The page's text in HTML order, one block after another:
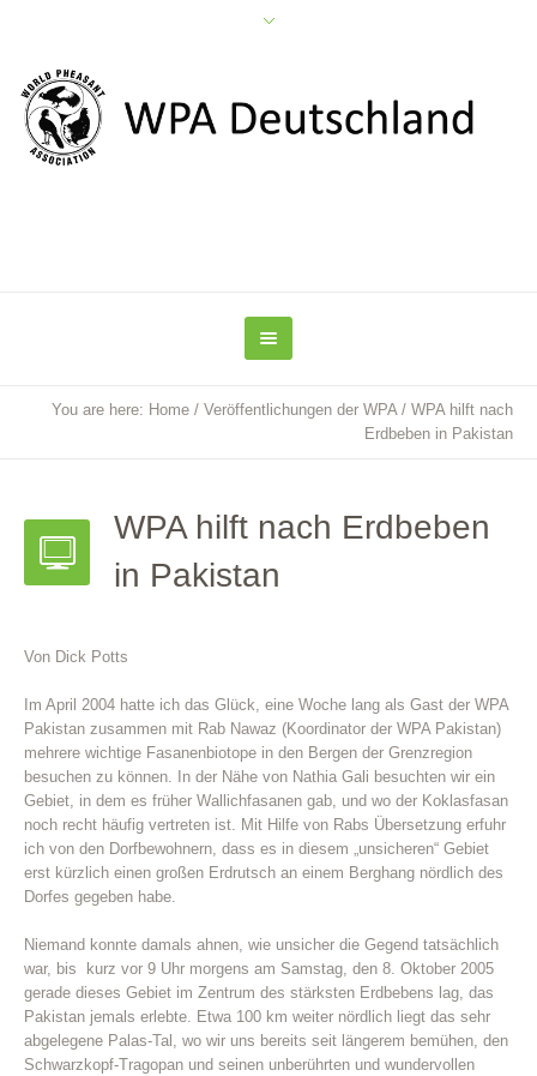
You are here: Home / Veröffentlichungen der WPA / WPA hilft nach
Erdbeben in Pakistan
WPA hilft nach Erdbeben
in Pakistan
Von Dick Potts
Im April 2004 hatte ich das Glück, eine Woche lang als Gast der WPA
Pakistan zusammen mit Rab Nawaz (Koordinator der WPA Pakistan)
mehrere wichtige Fasanenbiotope in den Bergen der Grenzregion
besuchen zu können. In der Nähe von Nathia Gali besuchten wir ein
Gebiet, in dem es früher Wallichfasanen gab, und wo der Koklasfasan
noch recht häufig vertreten ist. Mit Hilfe von Rabs Übersetzung erfuhr
ich von den Dorfbewohnern, dass es in diesem „unsicheren“ Gebiet
erst kürzlich einen großen Erdrutsch an einem Berghang nördlich des
Dorfes gegeben habe.
Niemand konnte damals ahnen, wie unsicher die Gegend tatsächlich
war, bis kurz vor 9 Uhr morgens am Samstag, den 8. Oktober 2005
gerade dieses Gebiet im Zentrum des stärksten Erdbebens lag, das
Pakistan jemals erlebte. Etwa 100 km weiter nördlich liegt das sehr
abgelegene Palas-Tal, wo wir uns bereits seit längerem bemühen, den
Schwarzkopf-Tragopan und seinen unberührten und wundervollen